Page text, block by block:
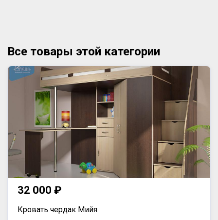
Все товары этой категории
32 000 ₽
Кровать чердак Мийя